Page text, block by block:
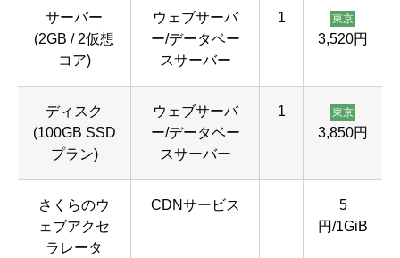
サーバー
(2GB / 2仮想
コア)
ウェブサーバ
ー/データベー
スサーバー
1 東京
3,520円
ディスク
(100GB SSD
プラン)
ウェブサーバ
ー/データベー
スサーバー
1 東京
3,850円
さくらのウ
ェブアクセ
ラレータ
CDNサービス
5
円/1GiB